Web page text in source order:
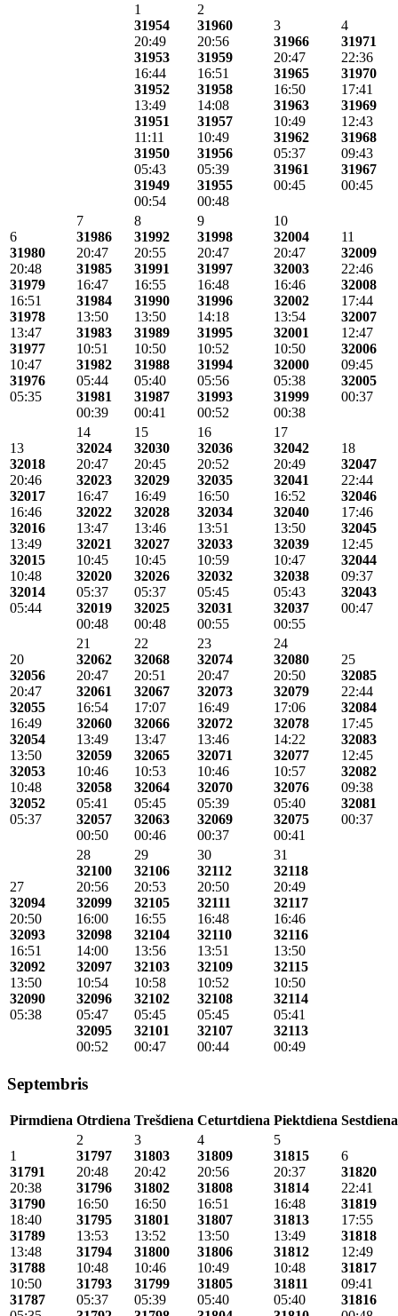
1
31954
20:49
31953
16:44
31952
13:49
31951
11:11
31950
05:43
31949
00:54
2
31960
20:56
31959
16:51
31958
14:08
31957
10:49
31956
05:39
31955
00:48
3
31966
20:47
31965
16:50
31963
10:49
31962
05:37
31961
00:45
4
31971
22:36
31970
17:41
31969
12:43
31968
09:43
31967
00:45
6
31980
20:48
31979
16:51
31978
13:47
31977
10:47
31976
05:35
7
31986
20:47
31985
16:47
31984
13:50
31983
10:51
31982
05:44
31981
00:39
8
31992
20:55
31991
16:55
31990
13:50
31989
10:50
31988
05:40
31987
00:41
9
31998
20:47
31997
16:48
31996
14:18
31995
10:52
31994
05:56
31993
00:52
10
32004
20:47
32003
16:46
32002
13:54
32001
10:50
32000
05:38
31999
00:38
11
32009
22:46
32008
17:44
32007
12:47
32006
09:45
32005
00:37
13
32018
20:46
32017
16:46
32016
13:49
32015
10:48
32014
05:44
14
32024
20:47
32023
16:47
32022
13:47
32021
10:45
32020
05:37
32019
00:48
15
32030
20:45
32029
16:49
32028
13:46
32027
10:45
32026
05:37
32025
00:48
16
32036
20:52
32035
16:50
32034
13:51
32033
10:59
32032
05:45
32031
00:55
17
32042
20:49
32041
16:52
32040
13:50
32039
10:47
32038
05:43
32037
00:55
18
32047
22:44
32046
17:46
32045
12:45
32044
09:37
32043
00:47
20
32056
20:47
32055
16:49
32054
13:50
32053
10:48
32052
05:37
21
32062
20:47
32061
16:54
32060
13:49
32059
10:46
32058
05:41
32057
00:50
22
32068
20:51
32067
17:07
32066
13:47
32065
10:53
32064
05:45
32063
00:46
23
32074
20:47
32073
16:49
32072
13:46
32071
10:46
32070
05:39
32069
00:37
24
32080
20:50
32079
17:06
32078
14:22
32077
10:57
32076
05:40
32075
00:41
25
32085
22:44
32084
17:45
32083
12:45
32082
09:38
32081
00:37
27
32094
20:50
32093
16:51
32092
13:50
32090
05:38
28
32100
20:56
32099
16:00
32098
14:00
32097
10:54
32096
05:47
32095
00:52
29
32106
20:53
32105
16:55
32104
13:56
32103
10:58
32102
05:45
32101
00:47
30
32112
20:50
32111
16:48
32110
13:51
32109
10:52
32108
05:45
32107
00:44
31
32118
20:49
32117
16:46
32116
13:50
32115
10:50
32114
05:41
32113
00:49
Septembris
Pirmdiena Otrdiena Trešdiena Ceturtdiena Piektdiena Sestdiena
1
31791
20:38
31790
18:40
31789
13:48
31788
10:50
31787
2
31797
20:48
31796
16:50
31795
13:53
31794
10:48
31793
05:37
3
31803
20:42
31802
16:50
31801
13:52
31800
10:46
31799
05:39
4
31809
20:56
31808
16:51
31807
13:50
31806
10:49
31805
05:40
5
31815
20:37
31814
16:48
31813
13:49
31812
10:48
31811
05:40
6
31820
22:41
31819
17:55
31818
12:49
31817
09:41
31816